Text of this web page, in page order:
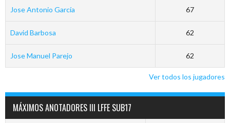
Jose Antonio García 67
David Barbosa 62
Jose Manuel Parejo 62
Ver todos los jugadores
MÁXIMOS ANOTADORES III LFFE SUB17